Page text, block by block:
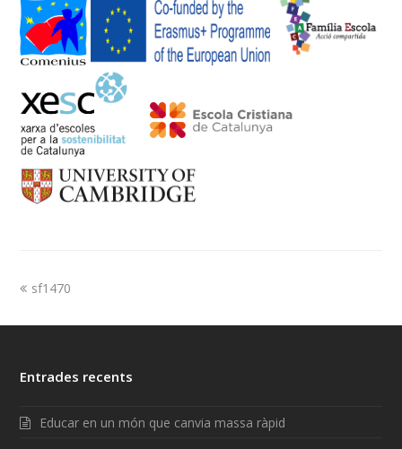
sf1470
Entrades recents
Educar en un món que canvia massa ràpid